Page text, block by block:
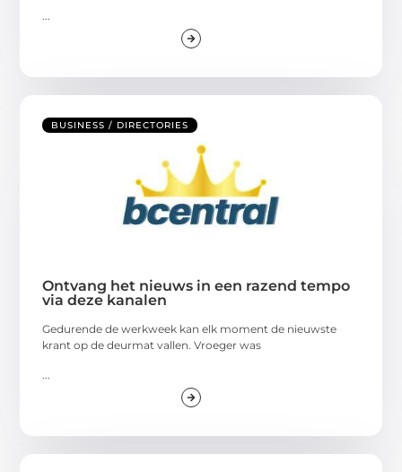
BUSINESS / DIRECTORIES
Ontvang het nieuws in een razend tempo
via deze kanalen
Gedurende de werkweek kan elk moment de nieuwste
krant op de deurmat vallen. Vroeger was